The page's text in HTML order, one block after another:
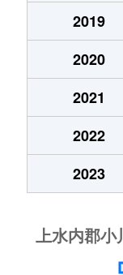
2019
2020
2021
2022
2023